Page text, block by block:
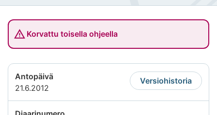
Korvattu toisella ohjeella
Antopäivä
21.6.2012
Versiohistoria